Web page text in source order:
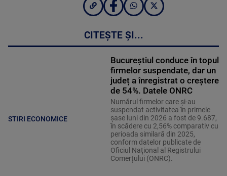
CITEȘTE ȘI...
STIRI ECONOMICE
Bucureștiul conduce în topul
firmelor suspendate, dar un
județ a înregistrat o creștere
de 54%. Datele ONRC
Numărul firmelor care și-au
suspendat activitatea în primele
șase luni din 2026 a fost de 9.687,
în scădere cu 2,56% comparativ cu
perioada similară din 2025,
conform datelor publicate de
Oficiul Național al Registrului
Comerțului (ONRC).